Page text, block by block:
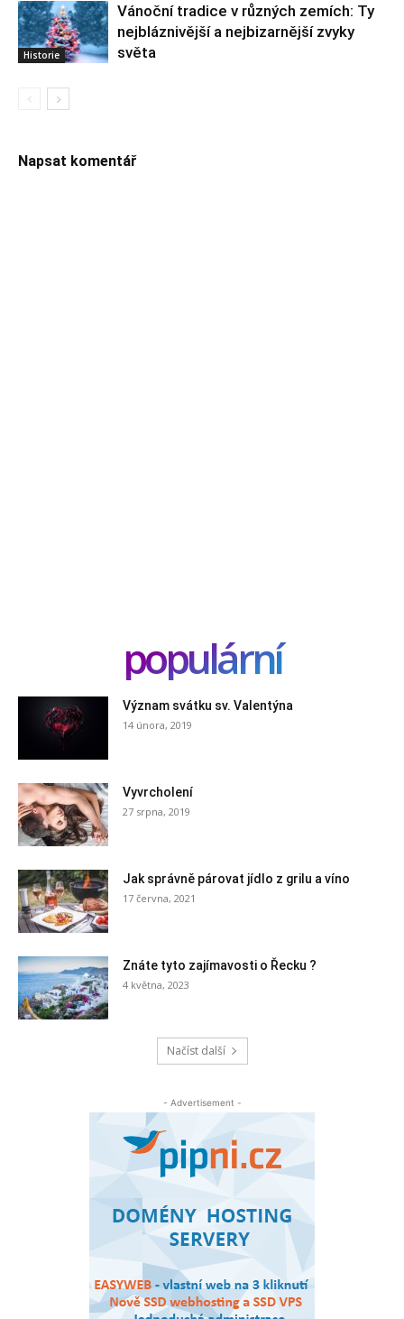
Historie
Vánoční tradice v různých zemích: Ty
nejbláznivější a nejbizarnější zvyky
světa
Napsat komentář
populární
Význam svátku sv. Valentýna
14 února, 2019
Vyvrcholení
27 srpna, 2019
Jak správně párovat jídlo z grilu a víno
17 června, 2021
Znáte tyto zajímavosti o Řecku ?
4 května, 2023
Načíst další
- Advertisement -